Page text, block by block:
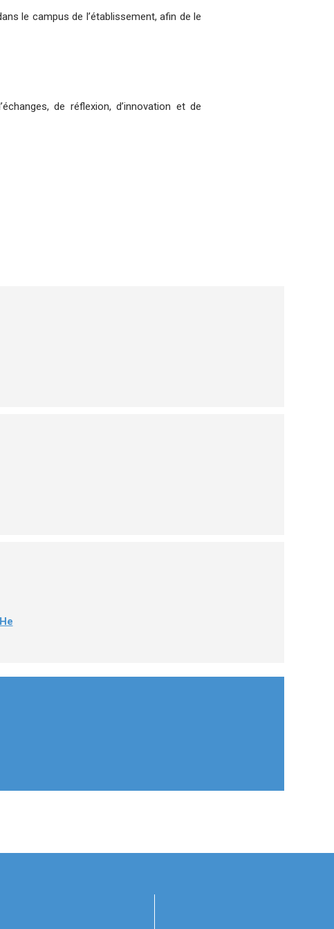
le campus de l’établissement, afin de le
de réflexion, d’innovation et de